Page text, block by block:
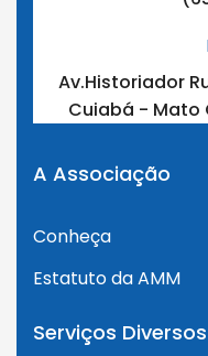
Av.Historiador
Cuiabá - Mato
A Associação
Conheça
Estatuto da AMM
Serviços Diversos